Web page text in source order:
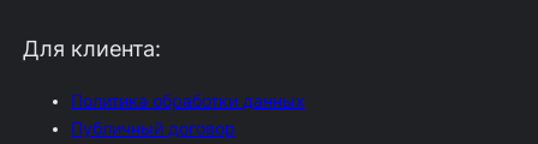
Для клиента:
Политика обработки данных
Публичный договор